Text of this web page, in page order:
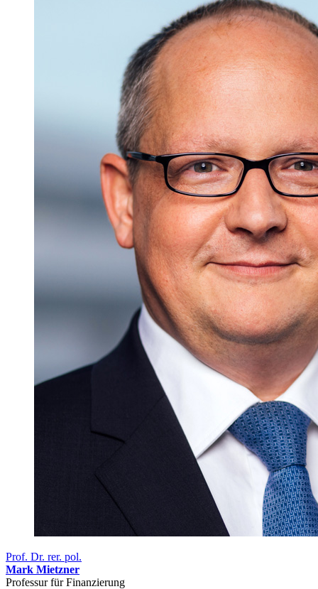
Prof. Dr. rer. pol.
Mark Mietzner
Professur für Finanzierung